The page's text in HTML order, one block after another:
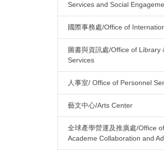
Services and Social
國際事務處/Office of
圖書與資訊處/Office of Library
Services
人事室/ Office of Personnel
藝文中心/Arts Center
全球產學營運及推廣處/Office
Academe Collaboration and